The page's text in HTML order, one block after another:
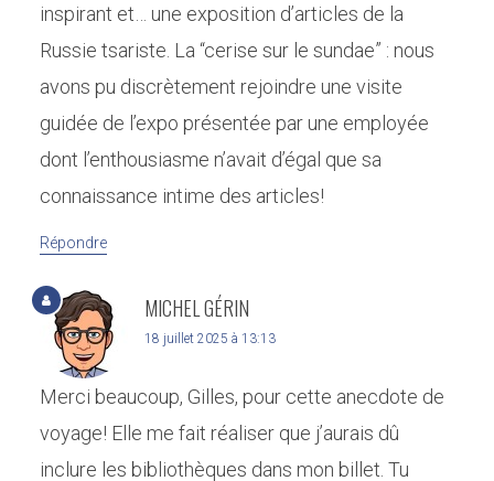
inspirant et… une exposition d’articles de la
Russie tsariste. La “cerise sur le sundae” : nous
avons pu discrètement rejoindre une visite
guidée de l’expo présentée par une employée
dont l’enthousiasme n’avait d’égal que sa
connaissance intime des articles!
Répondre
MICHEL GÉRIN
18 juillet 2025 à 13:13
Merci beaucoup, Gilles, pour cette anecdote de
voyage! Elle me fait réaliser que j’aurais dû
inclure les bibliothèques dans mon billet. Tu